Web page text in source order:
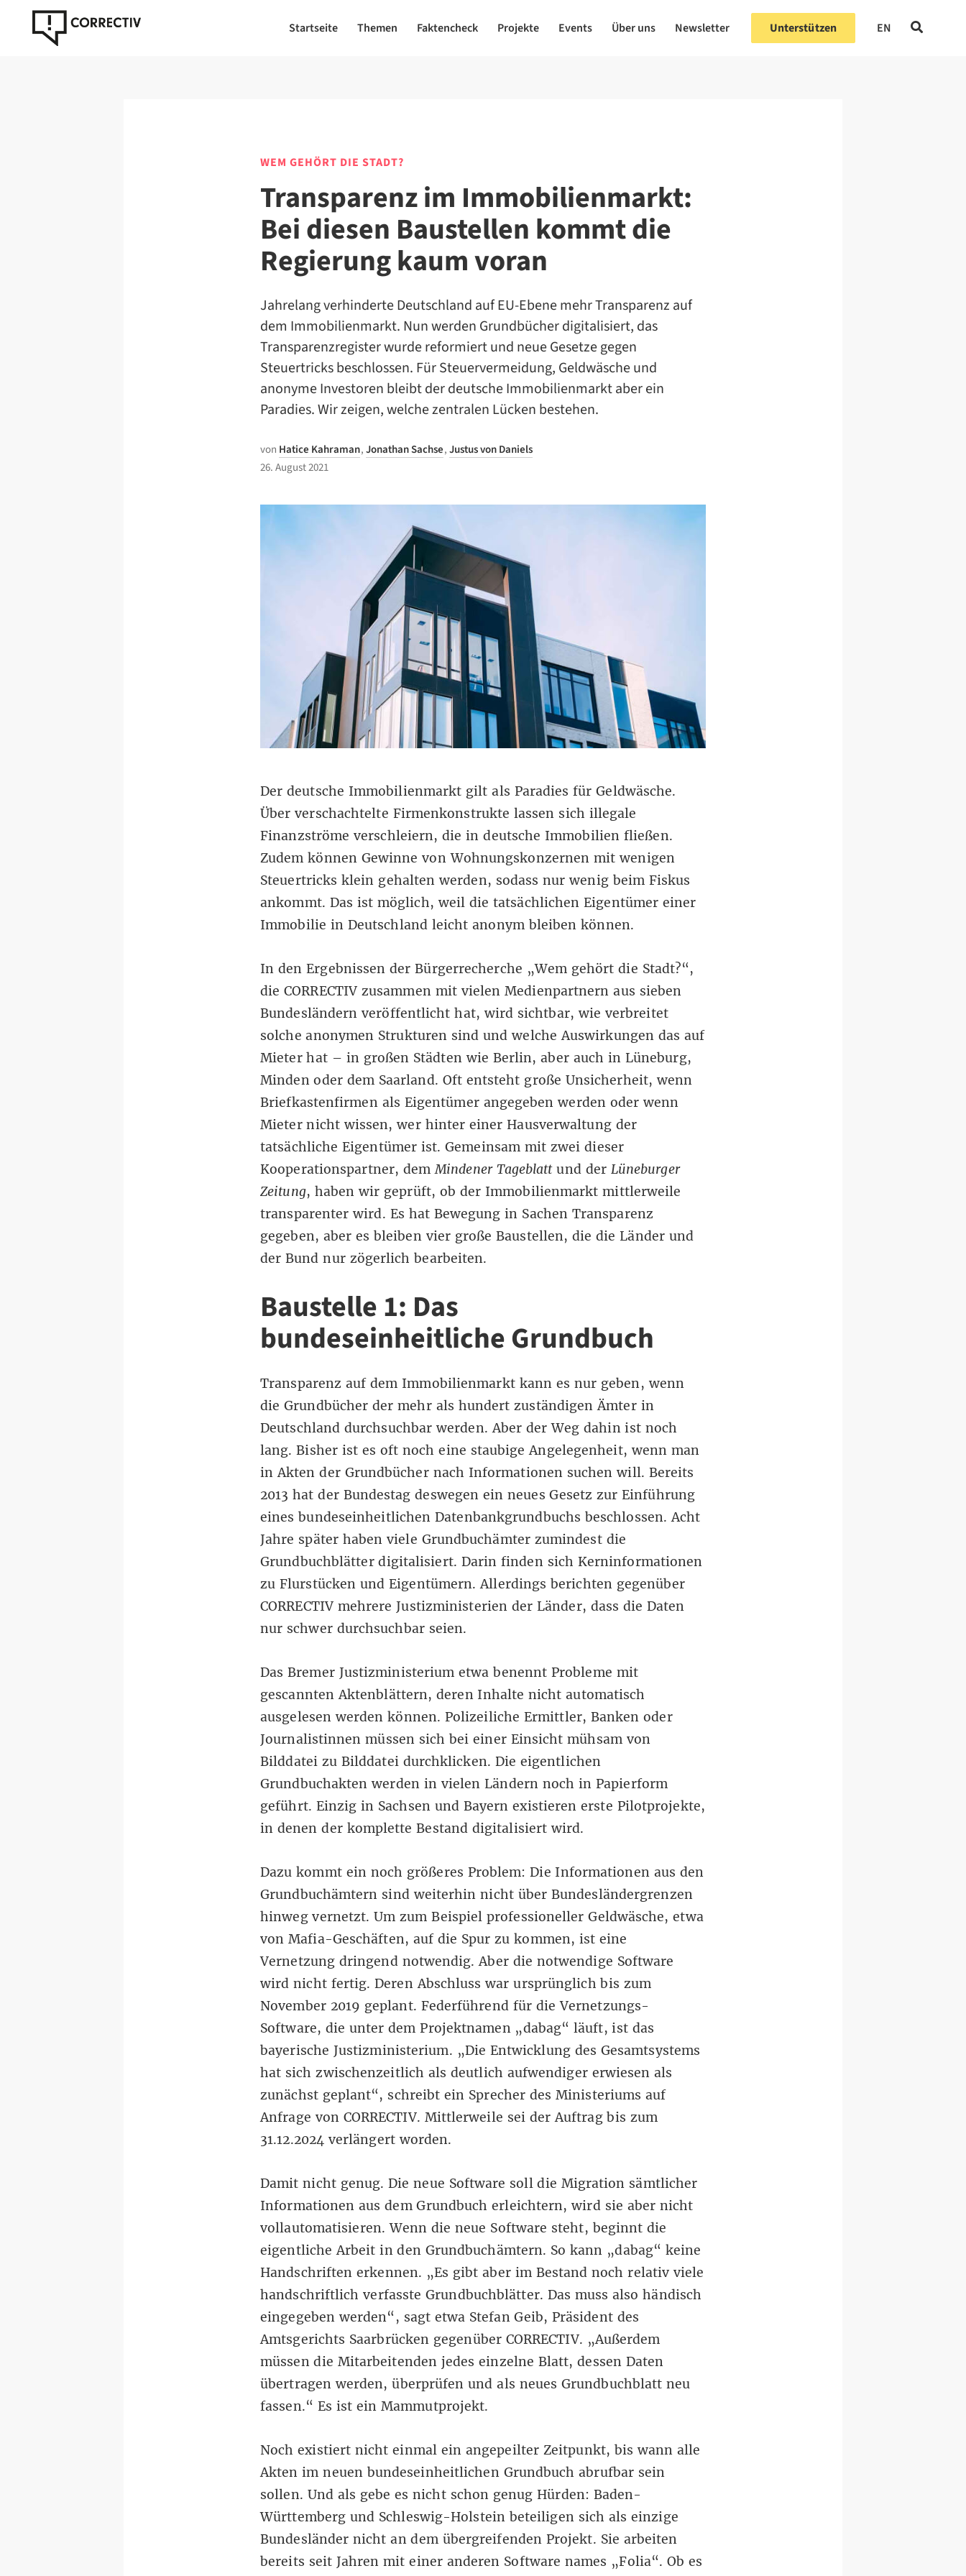
Startseite Themen Faktencheck Projekte Events Über uns Newsletter Unterstützen EN
WEM GEHÖRT DIE STADT?
Transparenz im Immobilienmarkt:
Bei diesen Baustellen kommt die
Regierung kaum voran
​​Jahrelang verhinderte Deutschland auf EU-Ebene mehr Transparenz auf
dem Immobilienmarkt. Nun werden Grundbücher digitalisiert, das
Transparenzregister wurde reformiert und neue Gesetze gegen
Steuertricks beschlossen. Für Steuervermeidung, Geldwäsche und
anonyme Investoren bleibt der deutsche Immobilienmarkt aber ein
Paradies. Wir zeigen, welche zentralen Lücken bestehen.
von Hatice Kahraman,Jonathan Sachse,Justus von Daniels
26. August 2021
Der deutsche Immobilienmarkt gilt als Paradies für Geldwäsche.
Über verschachtelte Firmenkonstrukte lassen sich illegale
Finanzströme verschleiern, die in deutsche Immobilien fließen.
Zudem können Gewinne von Wohnungskonzernen mit wenigen
Steuertricks klein gehalten werden, sodass nur wenig beim Fiskus
ankommt. Das ist möglich, weil die tatsächlichen Eigentümer einer
Immobilie in Deutschland leicht anonym bleiben können.
In den Ergebnissen der Bürgerrecherche „Wem gehört die Stadt?“,
die CORRECTIV zusammen mit vielen Medienpartnern aus sieben
Bundesländern veröffentlicht hat, wird sichtbar, wie verbreitet
solche anonymen Strukturen sind und welche Auswirkungen das auf
Mieter hat – in großen Städten wie Berlin, aber auch in Lüneburg,
Minden oder dem Saarland. Oft entsteht große Unsicherheit, wenn
Briefkastenfirmen als Eigentümer angegeben werden oder wenn
Mieter nicht wissen, wer hinter einer Hausverwaltung der
tatsächliche Eigentümer ist. Gemeinsam mit zwei dieser
Kooperationspartner, demMindener Tageblattund der Lüneburger
Zeitung, haben wir geprüft, ob der Immobilienmarkt mittlerweile
transparenter wird. Es hat Bewegung in Sachen Transparenz
gegeben, aber es bleiben vier große Baustellen, die die Länder und
der Bund nur zögerlich bearbeiten.
Baustelle 1: Das
bundeseinheitliche Grundbuch
Transparenz auf dem Immobilienmarkt kann es nur geben, wenn
die Grundbücher der mehr als hundert zuständigen Ämter in
Deutschland durchsuchbar werden. Aber der Weg dahin ist noch
lang. Bisher ist es oft noch eine staubige Angelegenheit, wenn man
in Akten der Grundbücher nach Informationen suchen will. Bereits
2013 hat der Bundestag deswegen ein neues Gesetz zur Einführung
eines bundeseinheitlichen Datenbankgrundbuchs beschlossen. Acht
Jahre später haben viele Grundbuchämter zumindest die
Grundbuchblätter digitalisiert. Darin finden sich Kerninformationen
zu Flurstücken und Eigentümern. Allerdings berichten gegenüber
CORRECTIV mehrere Justizministerien der Länder, dass die Daten
nur schwer durchsuchbar seien.
Das Bremer Justizministerium etwa benennt Probleme mit
gescannten Aktenblättern, deren Inhalte nicht automatisch
ausgelesen werden können. Polizeiliche Ermittler, Banken oder
Journalistinnen müssen sich bei einer Einsicht mühsam von
Bilddatei zu Bilddatei durchklicken. Die eigentlichen
Grundbuchakten werden in vielen Ländern noch in Papierform
geführt. Einzig in Sachsen und Bayern existieren erste Pilotprojekte,
in denen der komplette Bestand digitalisiert wird.
Dazu kommt ein noch größeres Problem: Die Informationen aus den
Grundbuchämtern sind weiterhin nicht über Bundesländergrenzen
hinweg vernetzt. Um zum Beispiel professioneller Geldwäsche, etwa
von Mafia-Geschäften, auf die Spur zu kommen, ist eine
Vernetzung dringend notwendig. Aber die notwendige Software
wird nicht fertig. Deren Abschluss war ursprünglich bis zum
November 2019 geplant. Federführend für die Vernetzungs-
Software, die unter dem Projektnamen „dabag“ läuft, ist das
bayerische Justizministerium. „Die Entwicklung des Gesamtsystems
hat sich zwischenzeitlich als deutlich aufwendiger erwiesen als
zunächst geplant“, schreibt ein Sprecher des Ministeriums auf
Anfrage von CORRECTIV. Mittlerweile sei der Auftrag bis zum
31.12.2024 verlängert worden.
Damit nicht genug. Die neue Software soll die Migration sämtlicher
Informationen aus dem Grundbuch erleichtern, wird sie aber nicht
vollautomatisieren. Wenn die neue Software steht, beginnt die
eigentliche Arbeit in den Grundbuchämtern. So kann „dabag“ keine
Handschriften erkennen. „Es gibt aber im Bestand noch relativ viele
handschriftlich verfasste Grundbuchblätter. Das muss also händisch
eingegeben werden“, sagt etwa Stefan Geib, Präsident des
Amtsgerichts Saarbrücken gegenüber CORRECTIV. „Außerdem
müssen die Mitarbeitenden jedes einzelne Blatt, dessen Daten
übertragen werden, überprüfen und als neues Grundbuchblatt neu
fassen.“ Es ist ein Mammutprojekt.
Noch existiert nicht einmal ein angepeilter Zeitpunkt, bis wann alle
Akten im neuen bundeseinheitlichen Grundbuch abrufbar sein
sollen. Und als gebe es nicht schon genug Hürden: Baden-
Württemberg und Schleswig-Holstein beteiligen sich als einzige
Bundesländer nicht an dem übergreifenden Projekt. Sie arbeiten
bereits seit Jahren mit einer anderen Software names „Folia“. Ob es